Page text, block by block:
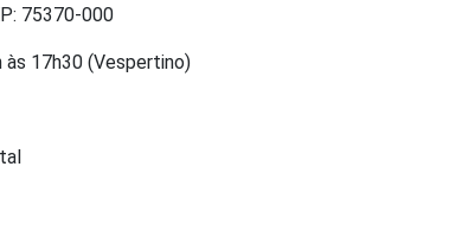
75370-000
às 17h30 (Vespertino)